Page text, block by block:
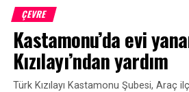
Tosya’da farkındalık programı
ÖNCEKI HABER
1 Mayıs İşçi Bayramı törenle
ÇEVRE
Kastamonu’da evi
Kızılayı’ndan yardım
Türk Kızılayı Kastamonu Şubesi, Araç